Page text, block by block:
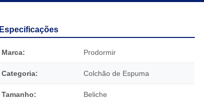
Especificações
Marca: Prodormir
Categoria: Colchão de Espuma
Tamanho: Beliche